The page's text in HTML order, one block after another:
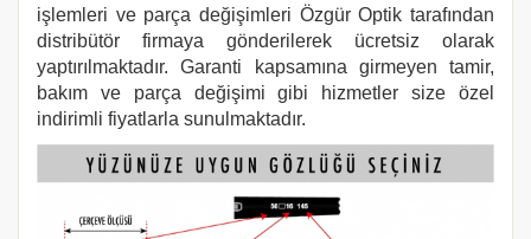
işlemleri ve parça değişimleri Özgür Optik tarafından
distribütör firmaya gönderilerek ücretsiz olarak
yaptırılmaktadır. Garanti kapsamına girmeyen tamir,
bakım ve parça değişimi gibi hizmetler size özel
indirimli fiyatlarla sunulmaktadır.